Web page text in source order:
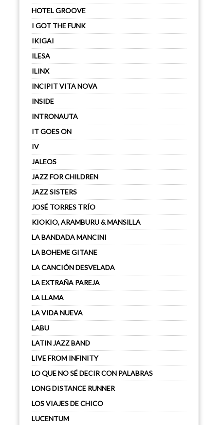
HOTEL GROOVE
I GOT THE FUNK
IKIGAI
ILESA
ILINX
INCIPIT VITA NOVA
INSIDE
INTRONAUTA
IT GOES ON
IV
JALEOS
JAZZ FOR CHILDREN
JAZZ SISTERS
JOSÉ TORRES TRÍO
KIOKIO, ARAMBURU & MANSILLA
LA BANDADA MANCINI
LA BOHEME GITANE
LA CANCIÓN DESVELADA
LA EXTRAÑA PAREJA
LA LLAMA
LA VIDA NUEVA
LABU
LATIN JAZZ BAND
LIVE FROM INFINITY
LO QUE NO SÉ DECIR CON PALABRAS
LONG DISTANCE RUNNER
LOS VIAJES DE CHICO
LUCENTUM